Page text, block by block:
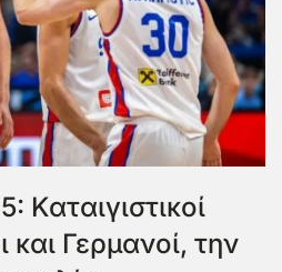
Καταιγιστικοί
και Γερμανοί, την